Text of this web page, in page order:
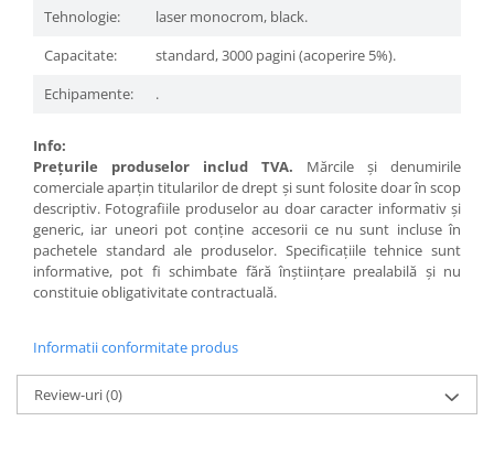
Tehnologie:
laser monocrom, black.
Capacitate:
standard, 3000 pagini (acoperire 5%).
Echipamente:
.
Info:
Preţurile produselor includ TVA. Mărcile şi denumirile
comerciale aparţin titularilor de drept şi sunt folosite doar în scop
descriptiv. Fotografiile produselor au doar caracter informativ şi
generic, iar uneori pot conţine accesorii ce nu sunt incluse în
pachetele standard ale produselor. Specificaţiile tehnice sunt
informative, pot fi schimbate fără înştiinţare prealabilă şi nu
constituie obligativitate contractuală.
Informatii conformitate produs
Review-uri(0)